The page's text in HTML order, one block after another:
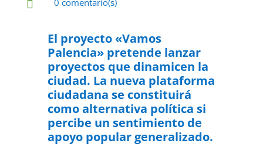
 0 comentario(s)
El proyecto «Vamos
Palencia» pretende lanzar
proyectos que dinamicen la
ciudad. La nueva plataforma
ciudadana se constituirá
como alternativa política si
percibe un sentimiento de
apoyo popular generalizado.